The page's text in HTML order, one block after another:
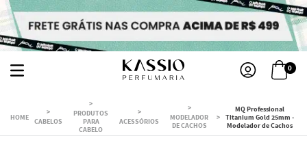
0
CABELOS
PRODUTOS
PARA
CABELO
ACESSÓRIOS
MODELADOR
DE CACHOS
MQ Professional
Titanium Gold 25mm -
Modelador de Cachos